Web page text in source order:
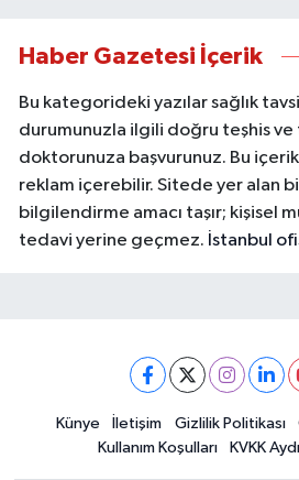
Haber Gazetesi İçerik
Bu kategorideki yazılar sağlık
durumunuzla ilgili doğru teşhis ve
doktorunuza başvurunuz. Bu
reklam içerebilir. Sitede yer alan
bilgilendirme amacı taşır; kişisel
tedavi yerine geçmez. İstanbul
Künye İletişim Gizlilik Politikası
Kullanım Koşulları
KVKK